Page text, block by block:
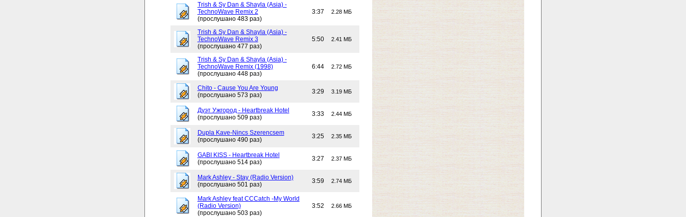
Trish & Sy Dan & Shayla (Asia) -
TechnoWave Remix 2
(прослушано 483 раз)
3:37 2.28 МБ
Trish & Sy Dan & Shayla (Asia) -
TechnoWave Remix 3
(прослушано 477 раз)
5:50 2.41 МБ
Trish & Sy Dan & Shayla (Asia) -
TechnoWave Remix (1998)
(прослушано 448 раз)
6:44 2.72 МБ
Chito - Cause You Are Young
(прослушано 573 раз)
3:29 3.19 МБ
Дуэт Ужгород - Heartbreak Hotel
(прослушано 509 раз)
3:33 2.44 МБ
Dupla Kave-Nincs Szerencsem
(прослушано 490 раз)
3:25 2.35 МБ
GABI KISS - Heartbreak Hotel
(прослушано 514 раз)
3:27 2.37 МБ
Mark Ashley - Stay (Radio Version)
(прослушано 501 раз)
3:59 2.74 МБ
Mark Ashley feat CCCatch -My World
(Radio Version)
(прослушано 503 раз)
3:52 2.66 МБ